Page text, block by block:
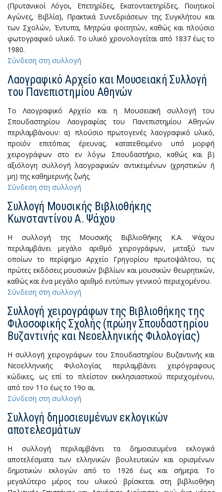
(Πρυτανικοί Λόγοι, Επετηρίδες, Εκατονταετηρίδες, Ποιητικοί
Αγώνες, Βιβλία), Πρακτικά Συνεδριάσεων της Συγκλήτου και
των Σχολών, Έντυπα, Μητρώα φοιτητών, καθώς και πλούσιο
φωτογραφικό υλικό. Το υλικό χρονολογείται από 1837 έως το
1980.
Σύνδεση στη συλλογή
Λαογραφικό Αρχείο και Μουσειακή Συλλογή
του Πανεπιστημίου Αθηνών
Το Λαογραφικό Αρχείο και η Μουσειακή συλλογή του
Σπουδαστηρίου Λαογραφίας του Πανεπιστημίου Αθηνών
περιλαμβάνουν: α) πλούσιο πρωτογενές λαογραφικό υλικό,
προϊόν επιτόπιας έρευνας, κατατεθειμένο υπό μορφή
χειρογράφων στο εν λόγω Σπουδαστήριο, καθώς και β)
αξιόλογη συλλογή λαογραφικών αντικειμένων (χρηστικών ή
μη) της καθημερινής ζωής.
Σύνδεση στη συλλογή
Συλλογή Μουσικής Βιβλιοθήκης
Κωνσταντίνου Α. Ψάχου
Η συλλογή της Μουσικής Βιβλιοθήκης Κ.Α. Ψάχου
περιλαμβάνει μεγάλο αριθμό χειρογράφων, μεταξύ των
οποίων το περίφημο Αρχείο Γρηγορίου πρωτοψάλτου, τις
πρώτες εκδόσεις μουσικών βιβλίων και μουσικών θεωρητικών,
καθώς και ένα μεγάλο αριθμό εντύπων γενικού περιεχομένου.
Σύνδεση στη συλλογή
Συλλογή χειρογράφων της Βιβλιοθήκης της
Φιλοσοφικής Σχολής (πρώην Σπουδαστηρίου
Βυζαντινής και Νεοελληνικής Φιλολογίας)
H συλλογή χειρογράφων του Σπουδαστηρίου Βυζαντινής και
Νεοελληνικής Φιλολογίας περιλαμβάνει χειρόγραφους
κώδικες, ως επί το πλείστον εκκλησιαστικού περιεχομένου,
από τον 11ο έως το 19ο αι.
Σύνδεση στη συλλογή
Συλλογή δημοσιευμένων εκλογικών
αποτελεσμάτων
Η συλλογή περιλαμβάνει τα δημοσιευμένα εκλογικά
αποτελέσματα των ελληνικών βουλευτικών και ορισμένων
δημοτικών εκλογών από το 1926 έως και σήμερα. Το
μεγαλύτερο μέρος του υλικού βρίσκεται στη βιβλιοθήκη